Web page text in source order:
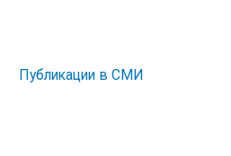
Публикации в СМИ